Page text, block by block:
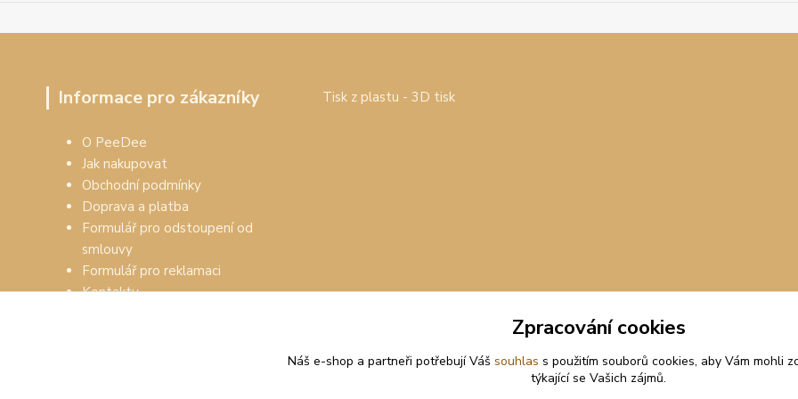
Informace pro zákazníky
O PeeDee
Jak nakupovat
Obchodní podmínky
Doprava a platba
Formulář pro odstoupení od
smlouvy
Formulář pro reklamaci
Kontakty
Tisk z plastu - 3D tisk
Zpracování cookies
Náš e-shop a partneři potřebují Váš souhlas s použitím souborů cookies, aby Vám mohli
týkající se Vašich zájmů.